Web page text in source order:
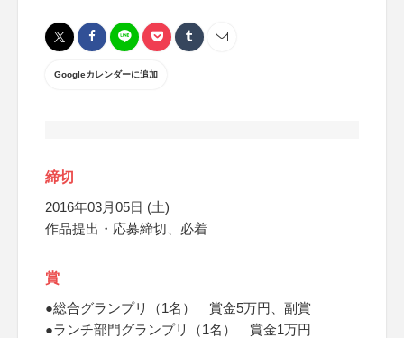
Googleカレンダーに追加
締切
2016年03月05日 (土)
作品提出・応募締切、必着
賞
●総合グランプリ（1名） 賞金5万円、副賞
●ランチ部門グランプリ（1名） 賞金1万円